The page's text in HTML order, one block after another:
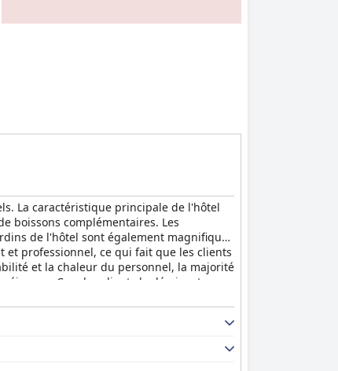
La caractéristique principale de l'hôtel
boissons complémentaires. Les
de l'hôtel sont également magnifiques
professionnel, ce qui fait que les clients
et la chaleur du personnel, la majorité
au Cap, les clients le décrivant